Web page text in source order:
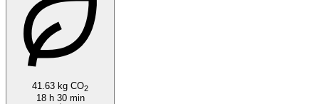
41.63 kg CO2
18 h 30 min